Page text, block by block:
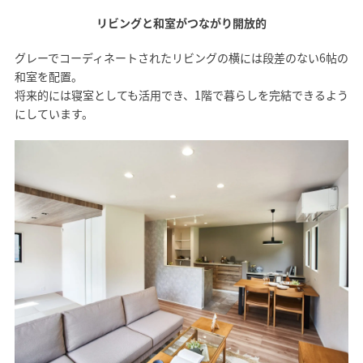
リビングと和室がつながり開放的
グレーでコーディネートされたリビングの横には段差のない6帖の
和室を配置。
将来的には寝室としても活用でき、1階で暮らしを完結できるよう
にしています。